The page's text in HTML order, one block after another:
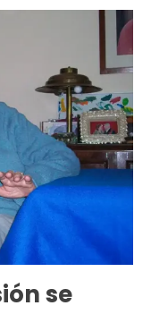
se